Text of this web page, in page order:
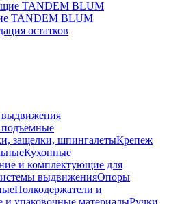
TANDEM BLUM
остатков
защелки, шпингалетыКрепеж
Кухонные
и комплектующие для
выдвиженияОпоры
Полкодержатели и
и упаковочные материалыРучки